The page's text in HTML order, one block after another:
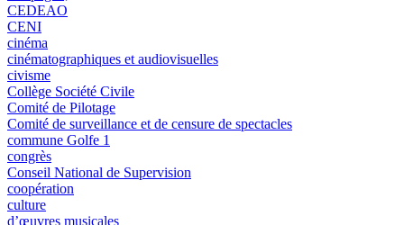
CEDEAO
CENI
cinéma
cinématographiques et audiovisuelles
civisme
Collège Société Civile
Comité de Pilotage
Comité de surveillance et de censure de spectacles
commune Golfe 1
congrès
Conseil National de Supervision
coopération
culture
d’œuvres musicales